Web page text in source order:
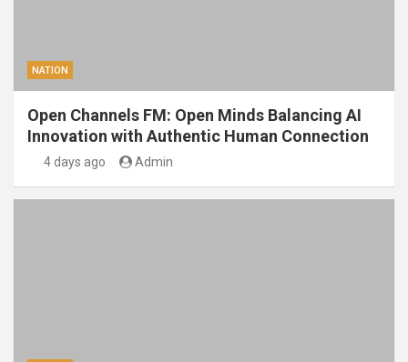
NATION
Open Channels FM: Open Minds Balancing AI
Innovation with Authentic Human Connection
4 days ago Admin